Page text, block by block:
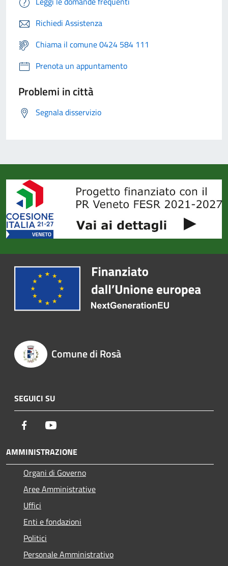
Richiedi Assistenza
Chiama il comune 0424 584 111
Prenota un appuntamento
Problemi in città
Segnala disservizio
Comune di Rosà
SEGUICI SU
Facebook
AMMINISTRAZIONE
Organi di Governo
Aree Amministrative
Uffici
Enti e fondazioni
Politici
Personale Amministrativo